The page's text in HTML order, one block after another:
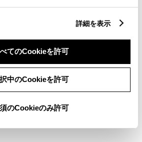
詳細を表示
てのCookieを許可
中のCookieを許可
のCookieのみ許可
軽自動車
G-Station
喫煙コーナー